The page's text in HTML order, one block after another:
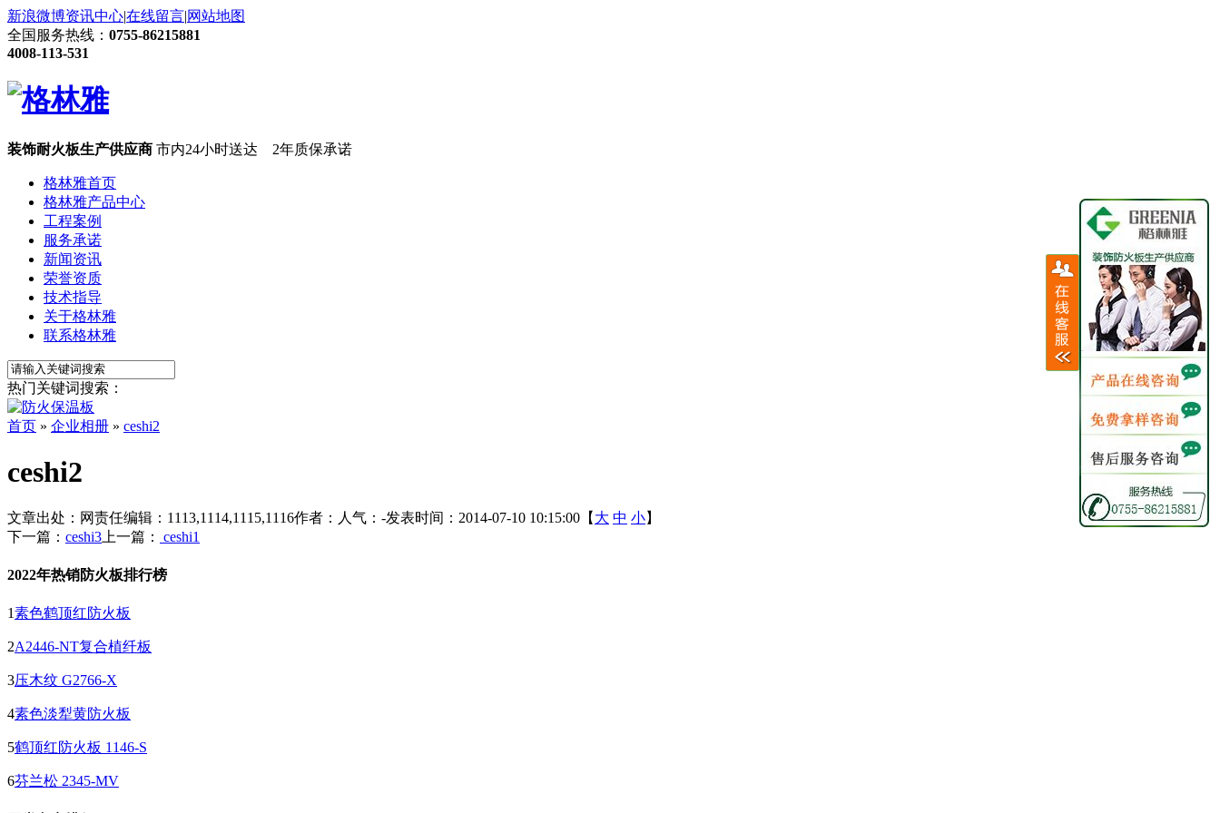
新浪微博资讯中心|在线留言|网站地图
全国服务热线： 0755-86215881
4008-113-531
装饰耐火板生产供应商 市内24小时送达 2年质保承诺
格林雅首页
格林雅产品中心
工程案例
服务承诺
新闻资讯
荣誉资质
技术指导
关于格林雅
联系格林雅
热门关键词搜索：
首页 » 企业相册 » ceshi2
ceshi2
文章出处： 网责任编辑：1113,1114,1115,1116作者： 人气： -发表时间：2014-07-10 10:15:00【 大 中 小】
下一篇： ceshi3 上一篇： ceshi1
2022年热销防火板排行榜
1素色鹤顶红防火板
2A2446-NT复合植纤板
3压木纹 G2766-X
4素色淡犁黄防火板
5鹤顶红防火板 1146-S
6芬兰松 2345-MV